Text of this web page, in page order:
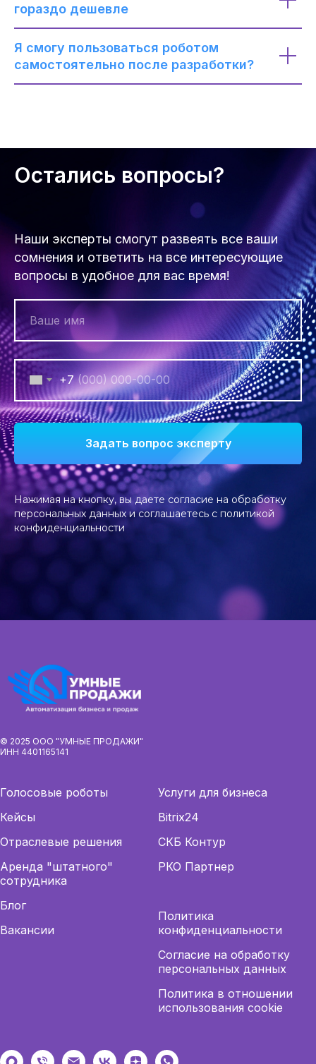
гораздо дешевле
Я смогу пользоваться роботом
самостоятельно после разработки?
Остались вопросы?
Наши эксперты смогут развеять все ваши
сомнения и ответить на все интересующие
вопросы в удобное для вас время!
+7
Задать вопрос эксперту
Нажимая на кнопку, вы даете согласие на обработку
персональных данныхи соглашаетесь c политикой
конфиденциальности
© 2025 ООО "УМНЫЕ ПРОДАЖИ"
ИНН 4401165141
Голосовые роботы
Кейсы
Отраслевые решения
Аренда "штатного"
сотрудника
Блог
Вакансии
Услуги для бизнеса
Bitrix24
СКБ Контур
РКО Партнер
Политика
конфиденциальности
Согласие на обработку
персональных данных
Политика в отношении
использования cookie